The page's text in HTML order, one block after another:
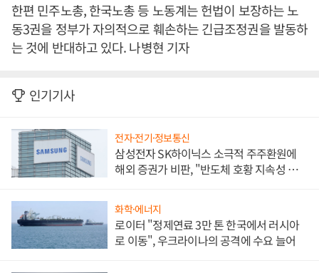
한편 민주노총, 한국노총 등 노동계는 헌법이 보장하는 노
동3권을 정부가 자의적으로 훼손하는 긴급조정권을 발동하
는 것에 반대하고 있다. 나병현 기자
인기기사
전자·전기·정보통신
삼성전자 SK하이닉스 소극적 주주환원에
해외 증권가 비판, "반도체 호황 지속성 의
화학·에너지
로이터 "정제연료 3만 톤 한국에서 러시아
로 이동", 우크라이나의 공격에 수요 늘어